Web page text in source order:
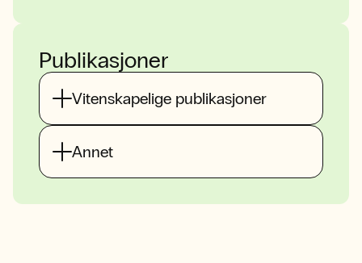
Publikasjoner
Vitenskapelige publikasjoner
Annet